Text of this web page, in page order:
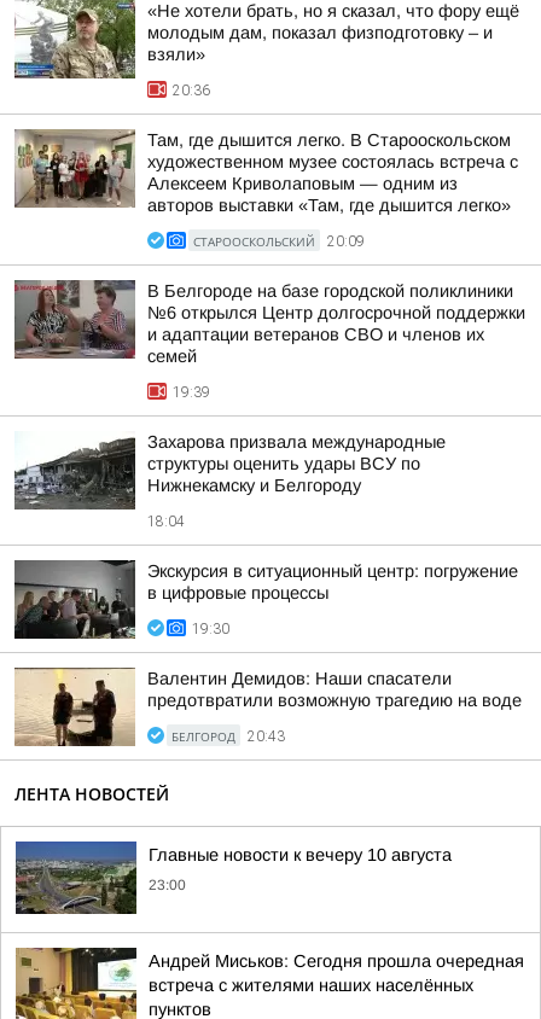
«Не хотели брать, но я сказал, что фору ещё
молодым дам, показал физподготовку – и
взяли»
20:36
Там, где дышится легко. В Старооскольском
художественном музее состоялась встреча с
Алексеем Криволаповым — одним из
авторов выставки «Там, где дышится легко»
СТАРООСКОЛЬСКИЙ 20:09
В Белгороде на базе городской поликлиники
№6 открылся Центр долгосрочной поддержки
и адаптации ветеранов СВО и членов их
семей
19:39
Захарова призвала международные
структуры оценить удары ВСУ по
Нижнекамску и Белгороду
18:04
Экскурсия в ситуационный центр: погружение
в цифровые процессы
19:30
Валентин Демидов: Наши спасатели
предотвратили возможную трагедию на воде
БЕЛГОРОД 20:43
ЛЕНТА НОВОСТЕЙ
Главные новости к вечеру 10 августа
23:00
Андрей Миськов: Сегодня прошла очередная
встреча с жителями наших населённых
пунктов